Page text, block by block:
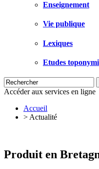
Enseignement
Vie publique
Lexiques
Etudes
Accéder aux services en ligne
Accueil
> Actualité
Produit en